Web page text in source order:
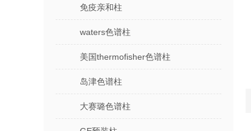
免疫亲和柱
waters色谱柱
美国thermofisher色谱柱
岛津色谱柱
大赛璐色谱柱